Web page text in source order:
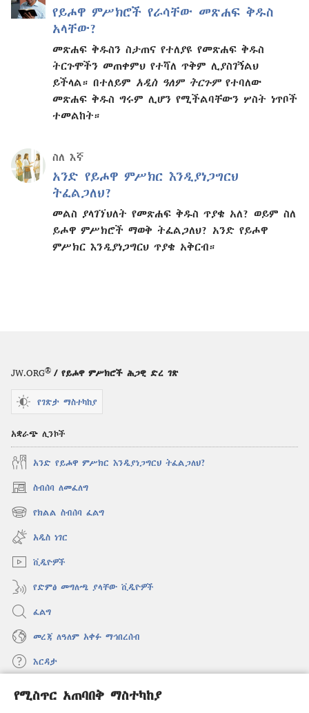
የሚስጥር አጠባበቅ ማስተካከያ
የይሖዋ ምሥክሮች የራሳቸው መጽሐፍ ቅዱስ
አላቸው?
መጽሐፍ ቅዱስን ስታጠና የተለያዩ የመጽሐፍ ቅዱስ
ትርጉሞችን መጠቀምህ የተሻለ ጥቅም ሊያስገኝልህ
ይችላል። በተለይም አዲስ ዓለም ትርጉምየተባለው
መጽሐፍ ቅዱስ ግሩም ሊሆን የሚችልባቸውን ሦስት ነጥቦች
ተመልከት።
ስለ እኛ
አንድ የይሖዋ ምሥክር እንዲያነጋግርህ
ትፈልጋለህ?
መልስ ያላገኘህለት የመጽሐፍ ቅዱስ ጥያቄ አለ? ወይም ስለ
ይሖዋ ምሥክሮች ማወቅ ትፈልጋለህ? አንድ የይሖዋ
ምሥክር እንዲያነጋግርህ ጥያቄ አቅርብ።
JW.ORG® / የይሖዋ ምሥክሮች ሕጋዊ ድረ ገጽ
የገጽታ ማስተካከያ
አቋራጭ ሊንኮች
አንድ የይሖዋ ምሥክር እንዲያነጋግርህ ትፈልጋለህ?
ስብሰባ ለመፈለግ
(አዲስ
ዊንዶው
ክፈት)
የክልል ስብሰባ ፈልግ
(አዲስ
ዊንዶው
ክፈት)
አዲስ ነገር
ቪዲዮዎች
የድምፅ መግለጫ ያላቸው ቪዲዮዎች
ፈልግ
መረጃ ለዓለም አቀፉ ማኅበረሰብ
እርዳታ
መዋጮዎች
(አዲስ